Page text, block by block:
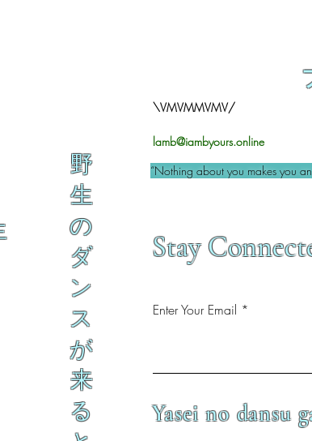
\VMVMMVMV/
lamb@iambyours.online
野
生
の
ダ
ン
ス
が
来
る
“Nothing about you makes you
Stay
Enter Your Email
Yasei no dansu